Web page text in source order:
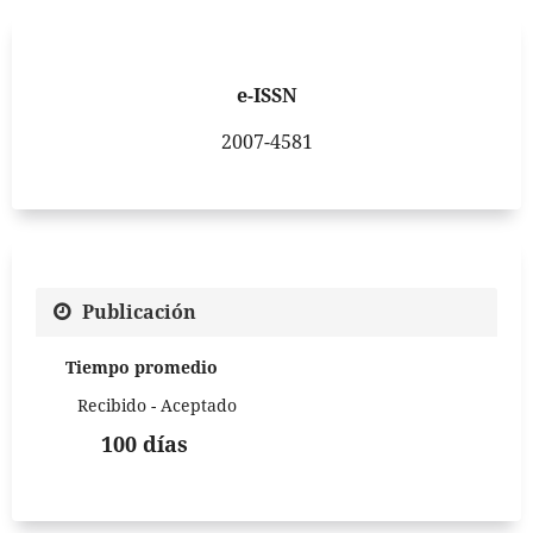
e-ISSN
2007-4581
Publicación
Tiempo promedio
Recibido - Aceptado
100 días